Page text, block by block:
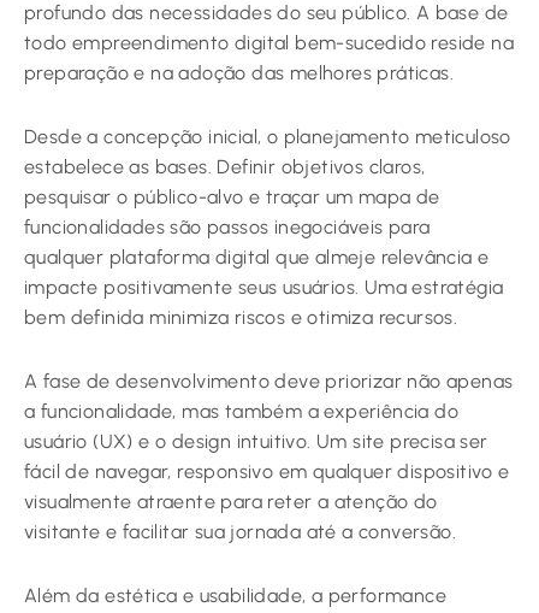
profundo das necessidades do seu público. A base de
todo empreendimento digital bem-sucedido reside na
preparação e na adoção das melhores práticas.
Desde a concepção inicial, o planejamento meticuloso
estabelece as bases. Definir objetivos claros,
pesquisar o público-alvo e traçar um mapa de
funcionalidades são passos inegociáveis para
qualquer plataforma digital que almeje relevância e
impacte positivamente seus usuários. Uma estratégia
bem definida minimiza riscos e otimiza recursos.
A fase de desenvolvimento deve priorizar não apenas
a funcionalidade, mas também a experiência do
usuário (UX) e o design intuitivo. Um site precisa ser
fácil de navegar, responsivo em qualquer dispositivo e
visualmente atraente para reter a atenção do
visitante e facilitar sua jornada até a conversão.
Além da estética e usabilidade, a performance